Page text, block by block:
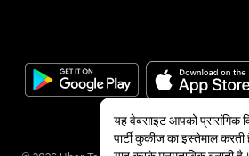
यह वेबसाइट आपको प्रासंगिक
पार्टी कुकीज का इस्तेमाल